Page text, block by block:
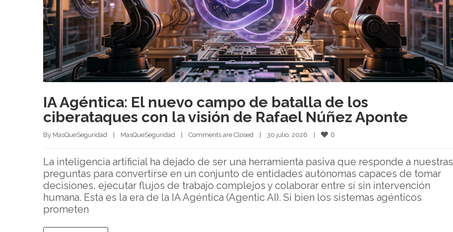
IA Agéntica: El nuevo campo de batalla de los
ciberataques con la visión de Rafael Núñez Aponte
By MasQueSeguridad MasQueSeguridad Comments are Closed 30 julio, 2026 0
La inteligencia artificial ha dejado de ser una herramienta pasiva que responde a nuestras
preguntas para convertirse en un conjunto de entidades autónomas capaces de tomar
decisiones, ejecutar flujos de trabajo complejos y colaborar entre sí sin intervención
humana. Esta es la era de la IA Agéntica (Agentic AI). Si bien los sistemas agénticos
prometen